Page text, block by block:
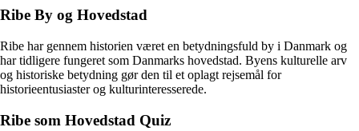
Ribe By og Hovedstad
Ribe har gennem historien været en betydningsfuld by i Danmark og
har tidligere fungeret som Danmarks hovedstad. Byens kulturelle arv
og historiske betydning gør den til et oplagt rejsemål for
historieentusiaster og kulturinteresserede.
Ribe som Hovedstad Quiz